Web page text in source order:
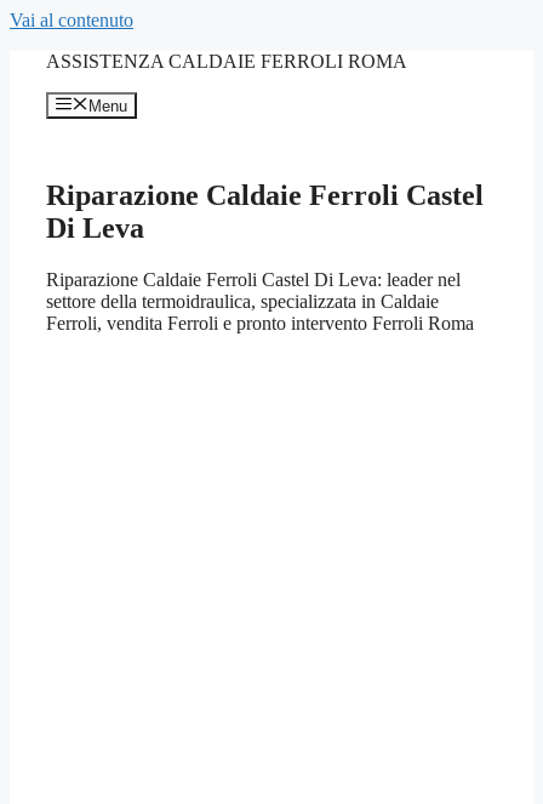
Vai al contenuto
ASSISTENZA CALDAIE FERROLI ROMA
Menu
Riparazione Caldaie Ferroli Castel
Di Leva
Riparazione Caldaie Ferroli Castel Di Leva: leader nel
settore della termoidraulica, specializzata in Caldaie
Ferroli, vendita Ferroli e pronto intervento Ferroli Roma